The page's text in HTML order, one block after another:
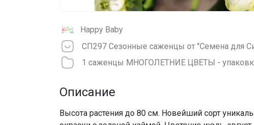
Happy Baby
1 саженцы МНОГОЛЕТНИЕ ЦВЕТЫ -
Описание
Высота растения до 80 см. Новейший сорт